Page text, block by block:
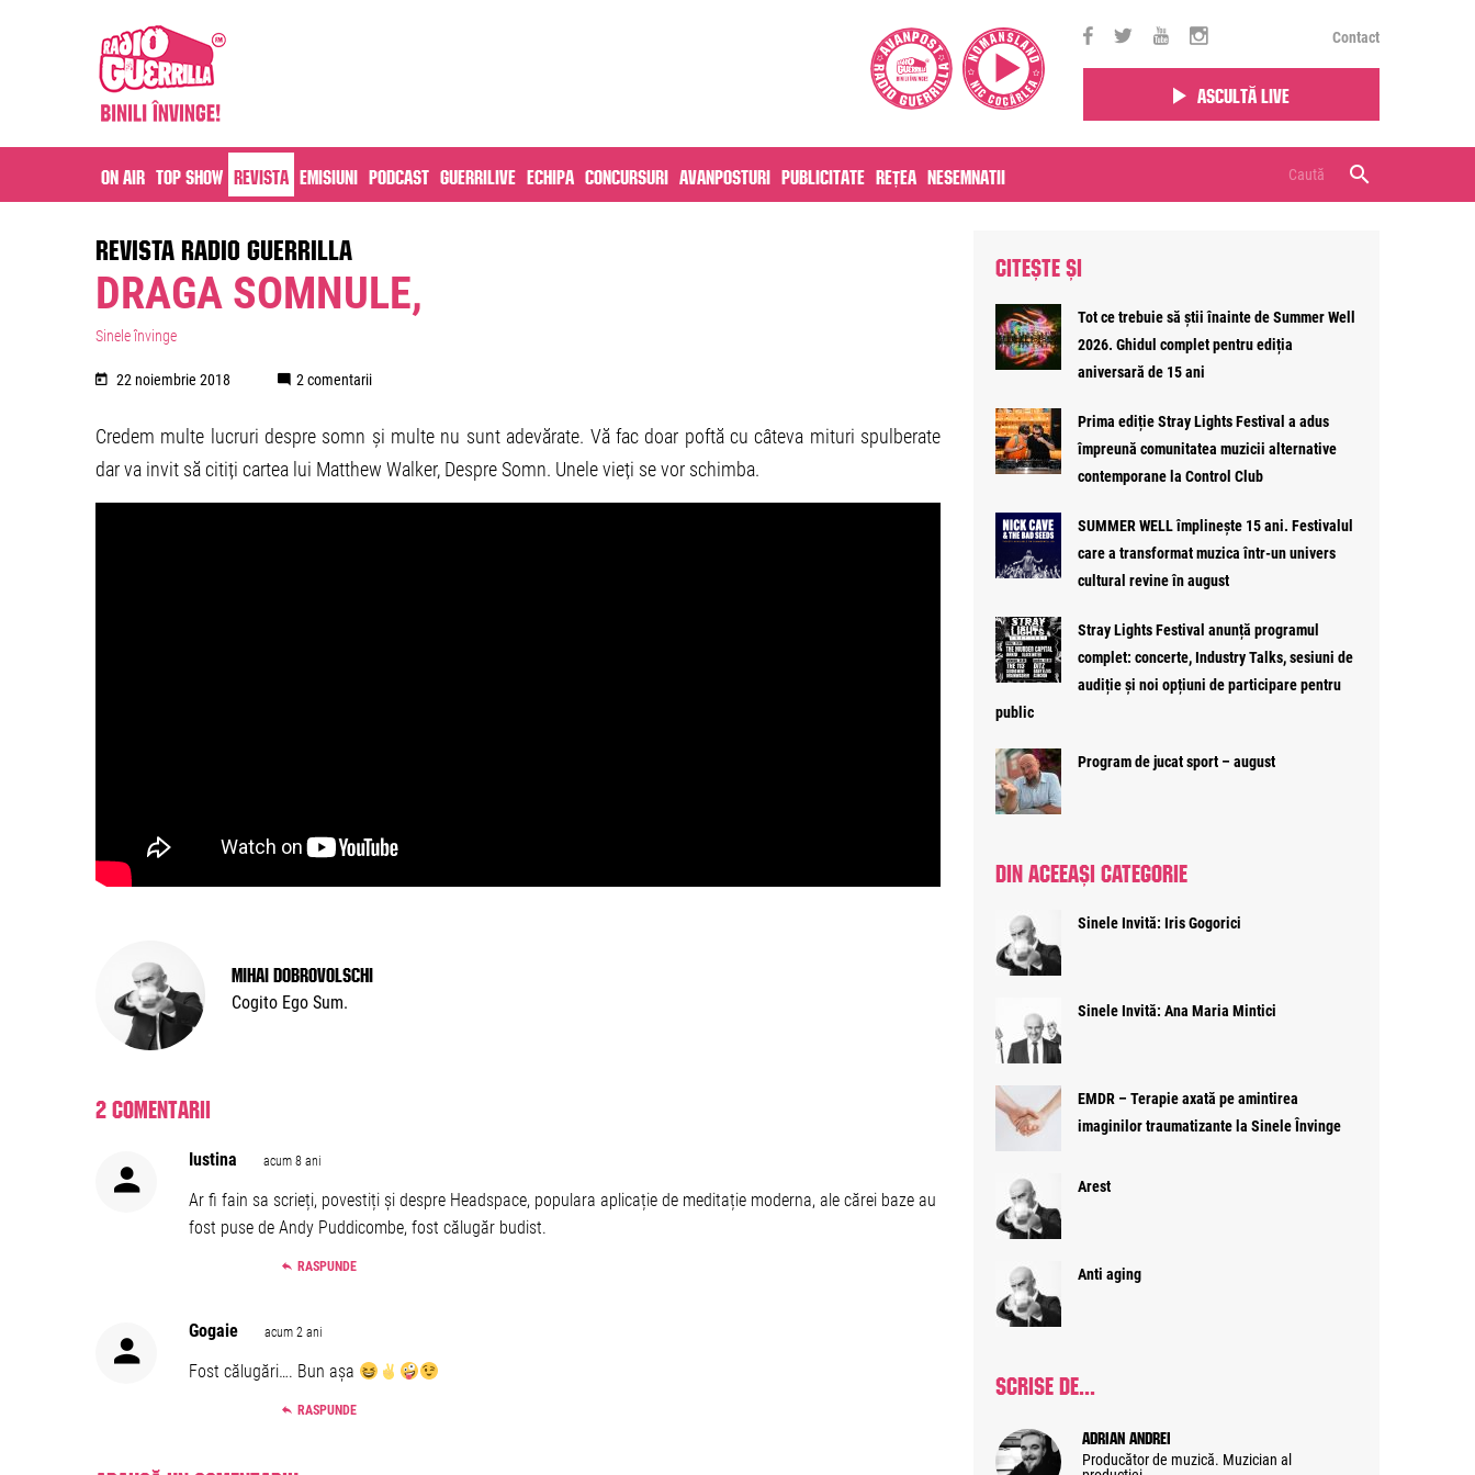
Contact
Ascultă live
On air Top Show Revista Emisiuni Podcast Guerrilive Echipa Concursuri Avanposturi Publicitate Rețea Nesemnatii
REVISTA RADIO GUERRILLA
DRAGA SOMNULE,
Sinele învinge
22 noiembrie 2018 2 comentarii
Credem multe lucruri despre somn și multe nu sunt adevărate. Vă fac doar poftă cu câteva mituri spulberate
dar va invit să citiți cartea lui Matthew Walker, Despre Somn. Unele vieți se vor schimba.
Mihai Dobrovolschi
Cogito Ego Sum.
2 comentarii
Iustina acum 8 ani
Ar fi fain sa scrieți, povestiți și despre Headspace, populara aplicație de meditație moderna, ale cărei baze au
fost puse de Andy Puddicombe, fost călugăr budist.
RASPUNDE
Gogaie acum 2 ani
Fost călugări…. Bun așa
RASPUNDE
CITEȘTE ȘI
Tot ce trebuie să știi înainte de Summer Well
2026. Ghidul complet pentru ediția
aniversară de 15 ani
Prima ediție Stray Lights Festival a adus
împreună comunitatea muzicii alternative
contemporane la Control Club
SUMMER WELL împlinește 15 ani. Festivalul
care a transformat muzica într-un univers
cultural revine în august
Stray Lights Festival anunță programul
complet: concerte, Industry Talks, sesiuni de
audiție și noi opțiuni de participare pentru
public
Program de jucat sport – august
DIN ACEEAȘI CATEGORIE
Sinele Invită: Iris Gogorici
Sinele Invită: Ana Maria Mintici
EMDR – Terapie axată pe amintirea
imaginilor traumatizante la Sinele Învinge
Arest
Anti aging
SCRISE DE...
Adrian Andrei
Producător de muzică. Muzician al